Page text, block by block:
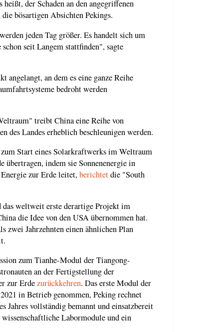
der Schaden an den angegriffenen
bösartigen Absichten Pekings.
jeden Tag größer. Es handelt sich um
seit Langem stattfinden", sagte
an dem es eine ganze Reihe
bedroht werden
treibt China eine Reihe von
des Landes erheblich beschleunigen werden.
Start eines Solarkraftwerks im Weltraum
indem sie Sonnenenergie in
zur Erde leitet,berichtetdie "South
weltweit erste derartige Projekt im
die Idee von den USA übernommen hat.
zwei Jahrzehnten einen ähnlichen Plan
zum Tianhe-Modul der Tiangong-
an der Fertigstellung der
zur Erdezurückkehren. Das erste Modul der
in Betrieb genommen, Peking rechnet
Jahres vollständig bemannt und einsatzbereit
Labormodule und ein